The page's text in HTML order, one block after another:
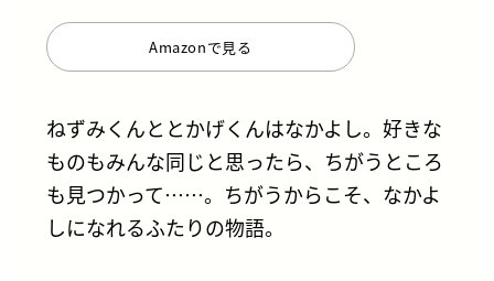
Amazonで見る
ねずみくんととかげくんはなかよし。好きな
ものもみんな同じと思ったら、ちがうところ
も見つかって……。ちがうからこそ、なかよ
しになれるふたりの物語。